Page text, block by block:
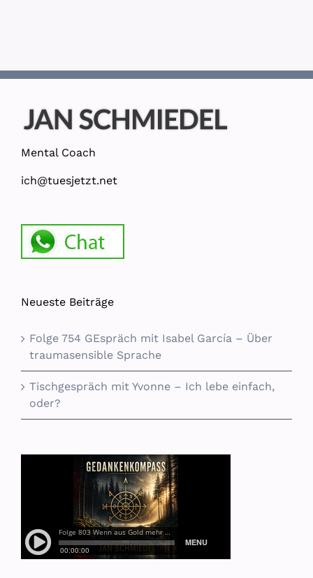
Mental Coach
ich@tuesjetzt.net
Neueste Beiträge
Folge 754 GEspräch mit Isabel García – Über
traumasensible Sprache
Tischgespräch mit Yvonne – Ich lebe einfach,
oder?